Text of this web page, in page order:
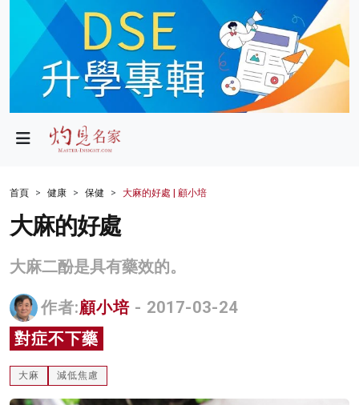
政局
財經
生活
科技
影片
名家榜
首頁 健康 保健 大麻的好處 | 顧小培
大麻的好處
大麻二酚是具有藥效的。
作者:顧小培 - 2017-03-24
對症不下藥
大麻 減低焦慮